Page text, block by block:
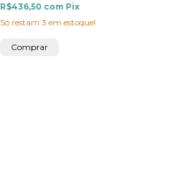
R$436,50 com Pix
Só restam3 em estoque!
Comprar